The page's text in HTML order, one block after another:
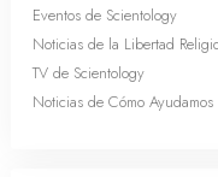
Eventos de Scientology
Noticias de la Libertad
TV de Scientology
Noticias de Cómo Ayudamos